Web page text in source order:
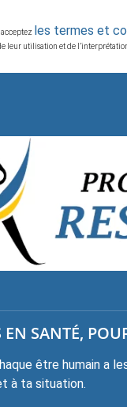
les termes et
leur utilisation et de
SANTÉ,
être humain a
à ta situation.